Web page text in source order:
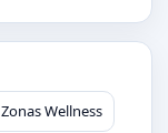
Zonas Wellness